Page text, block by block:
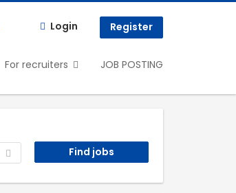
Login Register
For recruiters JOB POSTING